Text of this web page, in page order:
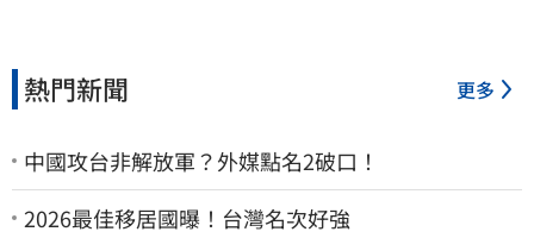
熱門新聞 更多
中國攻台非解放軍？外媒點名2破口！
2026最佳移居國曝！台灣名次好強